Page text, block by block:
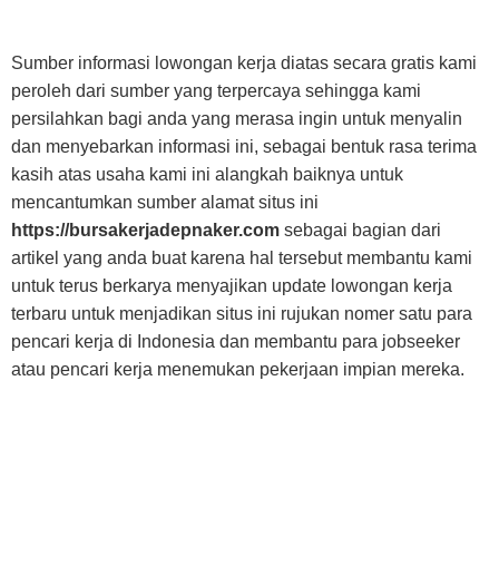
Sumber informasi lowongan kerja diatas secara gratis kami
peroleh dari sumber yang terpercaya sehingga kami
persilahkan bagi anda yang merasa ingin untuk menyalin
dan menyebarkan informasi ini, sebagai bentuk rasa terima
kasih atas usaha kami ini alangkah baiknya untuk
mencantumkan sumber alamat situs ini
https://bursakerjadepnaker.com sebagai bagian dari
artikel yang anda buat karena hal tersebut membantu kami
untuk terus berkarya menyajikan update lowongan kerja
terbaru untuk menjadikan situs ini rujukan nomer satu para
pencari kerja di Indonesia dan membantu para jobseeker
atau pencari kerja menemukan pekerjaan impian mereka.